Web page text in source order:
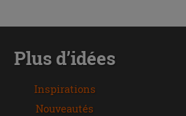
Plus d’idées
Inspirations
Nouveautés